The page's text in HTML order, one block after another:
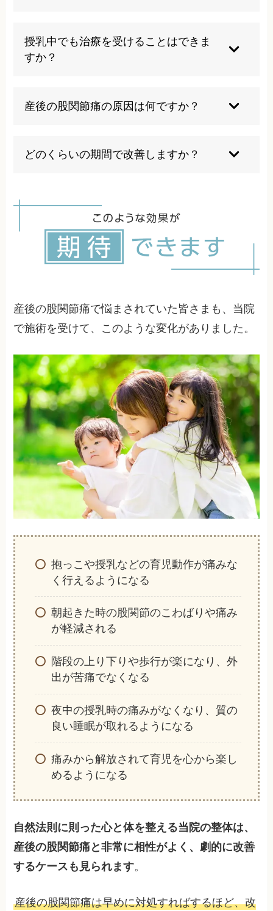
は数ヶ月から数年続くことがあります。早期に適
切な治療を受けることで改善期間を短縮できま
す。
授乳中でも治療を受けることはできま
すか？
ます。手技療法や運動療法など、薬を使わない治
療法を中心に行うことで安心して治療を受けられ
産後の股関節痛の原因は何ですか？
力低下、育児動作による継続的な負荷などが複雑
に絡み合って引き起こされます。
どのくらいの期間で改善しますか？
切な治療を受けることで多くの方が数週間から数
ヶ月で改善を実感されています。
産後の股関節痛で悩まされていた皆さまも、当院
で施術を受けて、このような変化がありました。
抱っこや授乳などの育児動作が痛みな
く行えるようになる
朝起きた時の股関節のこわばりや痛み
が軽減される
階段の上り下りや歩行が楽になり、外
出が苦痛でなくなる
夜中の授乳時の痛みがなくなり、質の
良い睡眠が取れるようになる
痛みから解放されて育児を心から楽し
めるようになる
自然法則に則った心と体を整える当院の整体は、
産後の股関節痛と非常に相性がよく、劇的に改善
するケースも見られます。
産後の股関節痛は早めに対処すればするほど、改